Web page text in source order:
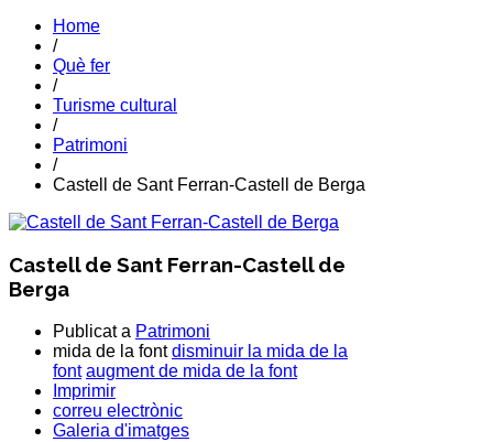
Home
/
Què fer
/
Turisme cultural
/
Patrimoni
/
Castell de Sant Ferran-Castell de Berga
Castell de Sant Ferran-Castell de
Berga
Publicat a Patrimoni
mida de la font disminuir la mida de la
font augment de mida de la font
Imprimir
correu electrònic
Galeria d'imatges